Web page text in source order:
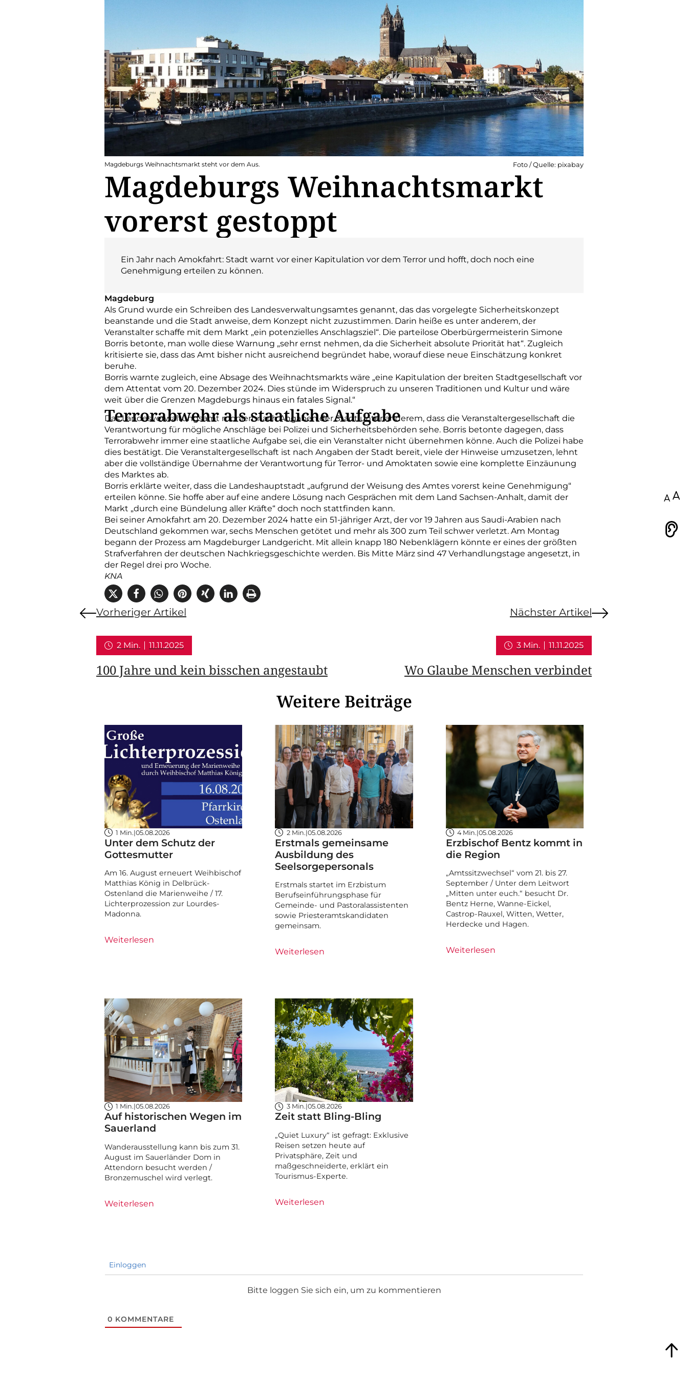
Magdeburgs Weihnachtsmarkt steht vor dem Aus. Foto / Quelle: pixabay
Magdeburgs Weihnachtsmarkt
vorerst gestoppt
Ein Jahr nach Amokfahrt: Stadt warnt vor einer Kapitulation vor dem Terror und hofft, doch noch eine
Genehmigung erteilen zu können.
Magdeburg
Als Grund wurde ein Schreiben des Landesverwaltungsamtes genannt, das das vorgelegte Sicherheitskonzept
beanstande und die Stadt anweise, dem Konzept nicht zuzustimmen. Darin heiße es unter anderem, der
Veranstalter schaffe mit dem Markt „ein potenzielles Anschlagsziel“. Die parteilose Oberbürgermeisterin Simone
Borris betonte, man wolle diese Warnung „sehr ernst nehmen, da die Sicherheit absolute Priorität hat“. Zugleich
kritisierte sie, dass das Amt bisher nicht ausreichend begründet habe, worauf diese neue Einschätzung konkret
beruhe.
Borris warnte zugleich, eine Absage des Weihnachtsmarkts wäre „eine Kapitulation der breiten Stadtgesellschaft vor
dem Attentat vom 20. Dezember 2024. Dies stünde im Widerspruch zu unseren Traditionen und Kultur und wäre
weit über die Grenzen Magdeburgs hinaus ein fatales Signal.“
Terrorabwehr als staatliche Aufgabe
Das Landesverwaltungsamt moniert nach Angaben der Stadt unter anderem, dass die Veranstaltergesellschaft die
Verantwortung für mögliche Anschläge bei Polizei und Sicherheitsbehörden sehe. Borris betonte dagegen, dass
Terrorabwehr immer eine staatliche Aufgabe sei, die ein Veranstalter nicht übernehmen könne. Auch die Polizei habe
dies bestätigt. Die Veranstaltergesellschaft ist nach Angaben der Stadt bereit, viele der Hinweise umzusetzen, lehnt
aber die vollständige Übernahme der Verantwortung für Terror- und Amoktaten sowie eine komplette Einzäunung
des Marktes ab.
Borris erklärte weiter, dass die Landeshauptstadt „aufgrund der Weisung des Amtes vorerst keine Genehmigung“
erteilen könne. Sie hoffe aber auf eine andere Lösung nach Gesprächen mit dem Land Sachsen-Anhalt, damit der
Markt „durch eine Bündelung aller Kräfte“ doch noch stattfinden kann.
Bei seiner Amokfahrt am 20. Dezember 2024 hatte ein 51-jähriger Arzt, der vor 19 Jahren aus Saudi-Arabien nach
Deutschland gekommen war, sechs Menschen getötet und mehr als 300 zum Teil schwer verletzt. Am Montag
begann der Prozess am Magdeburger Landgericht. Mit allein knapp 180 Nebenklägern könnte er eines der größten
Strafverfahren der deutschen Nachkriegsgeschichte werden. Bis Mitte März sind 47 Verhandlungstage angesetzt, in
der Regel drei pro Woche.
KNA
Vorheriger Artikel
2 Min. 11.11.2025
100 Jahre und kein bisschen angestaubt
Nächster Artikel
3 Min. 11.11.2025
Wo Glaube Menschen verbindet
Weitere Beiträge
1 Min.|05.08.2026
Unter dem Schutz der
Gottesmutter
Am 16. August erneuert Weihbischof
Matthias König in Delbrück-
Ostenland die Marienweihe / 17.
Lichterprozession zur Lourdes-
Madonna.
Weiterlesen
2 Min.|05.08.2026
Erstmals gemeinsame
Ausbildung des
Seelsorgepersonals
Erstmals startet im Erzbistum
Berufseinführungsphase für
Gemeinde- und Pastoralassistenten
sowie Priesteramtskandidaten
gemeinsam.
Weiterlesen
4 Min.|05.08.2026
Erzbischof Bentz kommt in
die Region
„Amtssitzwechsel“ vom 21. bis 27.
September / Unter dem Leitwort
„Mitten unter euch.“ besucht Dr.
Bentz Herne, Wanne-Eickel,
Castrop-Rauxel, Witten, Wetter,
Herdecke und Hagen.
Weiterlesen
1 Min.|05.08.2026
Auf historischen Wegen im
Sauerland
Wanderausstellung kann bis zum 31.
August im Sauerländer Dom in
Attendorn besucht werden /
Bronzemuschel wird verlegt.
Weiterlesen
3 Min.|05.08.2026
Zeit statt Bling-Bling
„Quiet Luxury“ ist gefragt: Exklusive
Reisen setzen heute auf
Privatsphäre, Zeit und
maßgeschneiderte, erklärt ein
Tourismus-Experte.
Weiterlesen
Einloggen
Bitte loggen Sie sich ein, um zu kommentieren
0 KOMMENTARE